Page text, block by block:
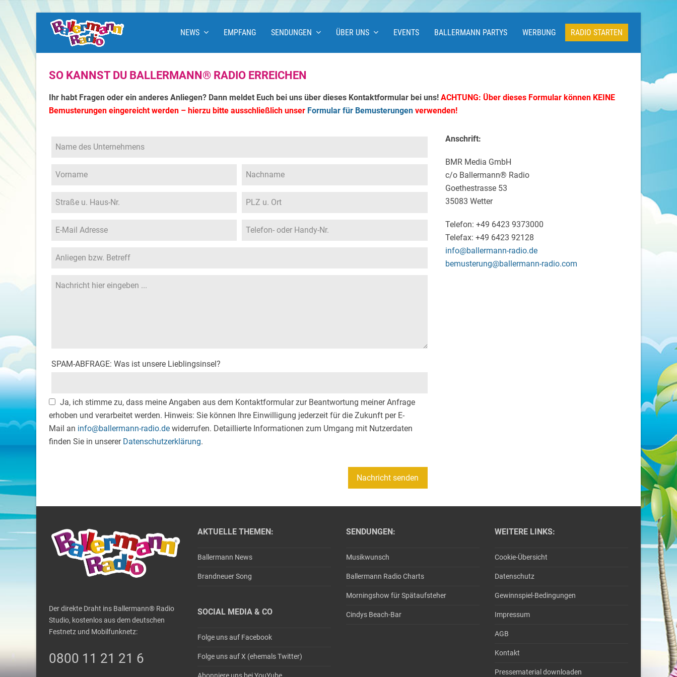
NEWS EMPFANG SENDUNGEN ÜBER UNS EVENTS BALLERMANN PARTYS WERBUNG RADIO STARTEN
SO KANNST DU BALLERMANN® RADIO ERREICHEN
Ihr habt Fragen oder ein anderes Anliegen? Dann meldet Euch bei uns über dieses Kontaktformular bei uns! ACHTUNG: Über dieses Formular können KEINE
Bemusterungen eingereicht werden – hierzu bitte ausschließlich unser Formular für Bemusterungen verwenden!
SPAM-ABFRAGE: Was ist unsere Lieblingsinsel?
Ja, ich stimme zu, dass meine Angaben aus dem Kontaktformular zur Beantwortung meiner Anfrage
erhoben und verarbeitet werden. Hinweis: Sie können Ihre Einwilligung jederzeit für die Zukunft per E-
Mail an info@ballermann-radio.de widerrufen. Detaillierte Informationen zum Umgang mit Nutzerdaten
finden Sie in unserer Datenschutzerklärung.
Anschrift:
BMR Media GmbH
c/o Ballermann® Radio
Goethestrasse 53
35083 Wetter
Telefon: +49 6423 9373000
Telefax: +49 6423 92128
info@ballermann-radio.de
bemusterung@ballermann-radio.com
Der direkte Draht ins Ballermann® Radio
Studio, kostenlos aus dem deutschen
Festnetz und Mobilfunknetz:
0800 11 21 21 6
AKTUELLE THEMEN:
Ballermann News
Brandneuer Song
SOCIAL MEDIA & CO
Folge uns auf Facebook
Folge uns auf X (ehemals Twitter)
SENDUNGEN:
Musikwunsch
Ballermann Radio Charts
Morningshow für Spätaufsteher
Cindys Beach-Bar
WEITERE LINKS:
Cookie-Übersicht
Datenschutz
Gewinnspiel-Bedingungen
Impressum
AGB
Kontakt
Pressematerial downloaden